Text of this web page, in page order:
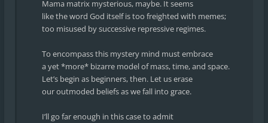
Mama matrix mysterious, maybe. It seems
like the word God itself is too freighted with memes;
too misused by successive repressive regimes.
To encompass this mystery mind must embrace
a yet *more* bizarre model of mass, time, and space.
Let’s begin as beginners, then. Let us erase
our outmoded beliefs as we fall into grace.
I’ll go far enough in this case to admit